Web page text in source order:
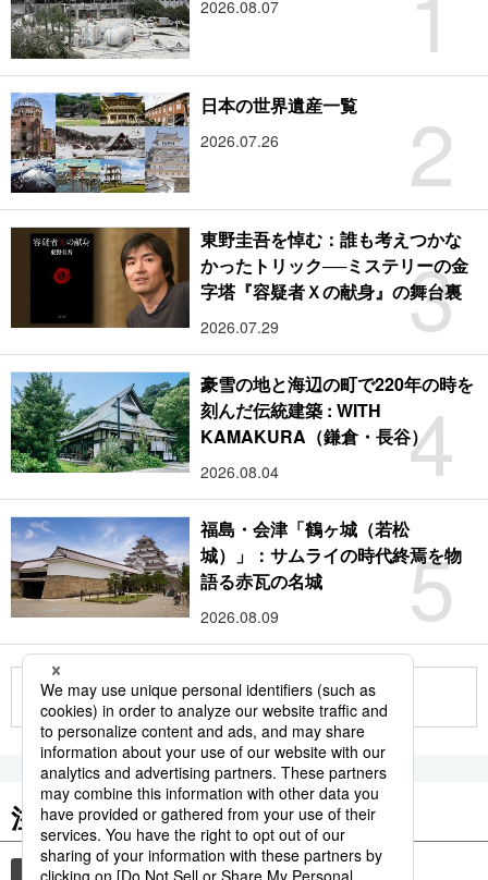
2026.08.07
2
日本の世界遺産一覧
2026.07.26
3
東野圭吾を悼む：誰も考えつかな
かったトリック──ミステリーの金
字塔『容疑者Ｘの献身』の舞台裏
2026.07.29
4
豪雪の地と海辺の町で220年の時を
刻んだ伝統建築 : WITH
KAMAKURA（鎌倉・長谷）
2026.08.04
5
福島・会津「鶴ヶ城（若松
城）」：サムライの時代終焉を物
語る赤瓦の名城
2026.08.09
もっと見る
注目のキーワード
共同通信ニュース 気象・災害 災害